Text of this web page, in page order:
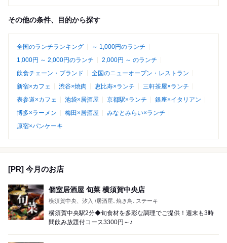
その他の条件、目的から探す
全国のランチランキング
～ 1,000円のランチ
1,000円 ～ 2,000円のランチ
2,000円 ～ のランチ
飲食チェーン・ブランド
全国のニューオープン・レストラン
新宿×カフェ
渋谷×焼肉 恵比寿×ランチ
三軒茶屋×ランチ
表参道×カフェ
池袋×居酒屋 京都駅×ランチ
銀座×イタリアン
博多×ラーメン
梅田×居酒屋
みなとみらい×ランチ
原宿×パンケーキ
[PR] 今月のお店
個室居酒屋 旬菜 横須賀中央店
横須賀中央、汐入 /居酒屋､焼き鳥､ステーキ
横須賀中央駅2分◆旬食材を多彩な調理でご提供！週末も3時
間飲み放題付コース3300円～♪